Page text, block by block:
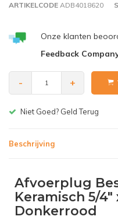
ARTIKELCODE ADB4018620
Onze klanten
Feedback
- +
Gratis bezorgen
Beschrijving
Afvoerplug
Keramisch 5/
Donkerrood